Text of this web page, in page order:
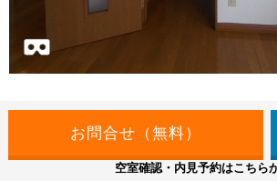
空室確認・内見予約はこちら